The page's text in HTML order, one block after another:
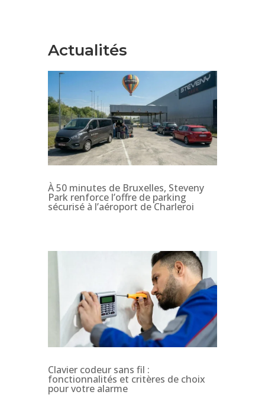
Actualités
À 50 minutes de Bruxelles, Steveny
Park renforce l’offre de parking
sécurisé à l’aéroport de Charleroi
Clavier codeur sans fil :
fonctionnalités et critères de choix
pour votre alarme